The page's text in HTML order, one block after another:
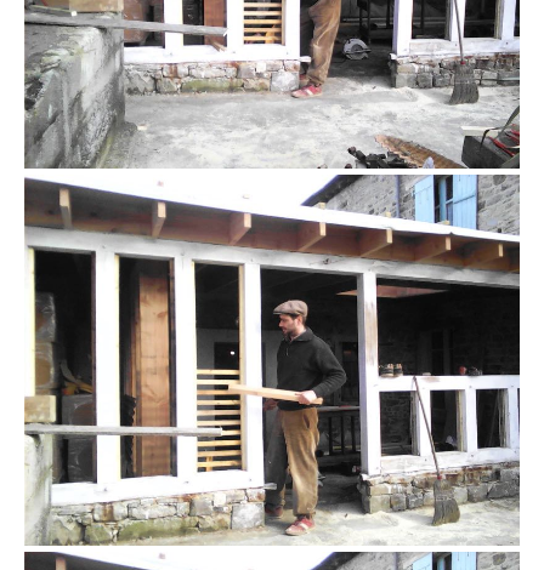
colombage mise en place du lattis